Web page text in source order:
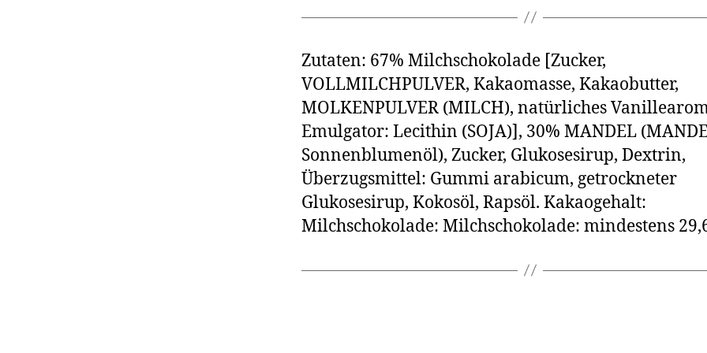
Zutaten: 67% Milchschokolade [Zucker,
VOLLMILCHPULVER, Kakaomasse, Kakaobutter,
MOLKENPULVER (MILCH), natürliches
Emulgator: Lecithin (SOJA)], 30% MANDEL
Sonnenblumenöl), Zucker, Glukosesirup, Dextrin,
Überzugsmittel: Gummi arabicum, getrockneter
Glukosesirup, Kokosöl, Rapsöl. Kakaogehalt:
Milchschokolade: Milchschokolade: mindestens